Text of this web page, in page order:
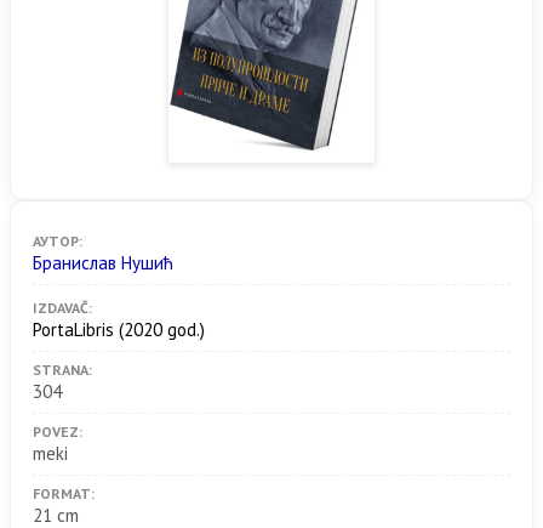
АУТОР:
Бранислав Нушић
IZDAVAČ:
PortaLibris (2020 god.)
STRANA:
304
POVEZ:
meki
FORMAT:
21 cm